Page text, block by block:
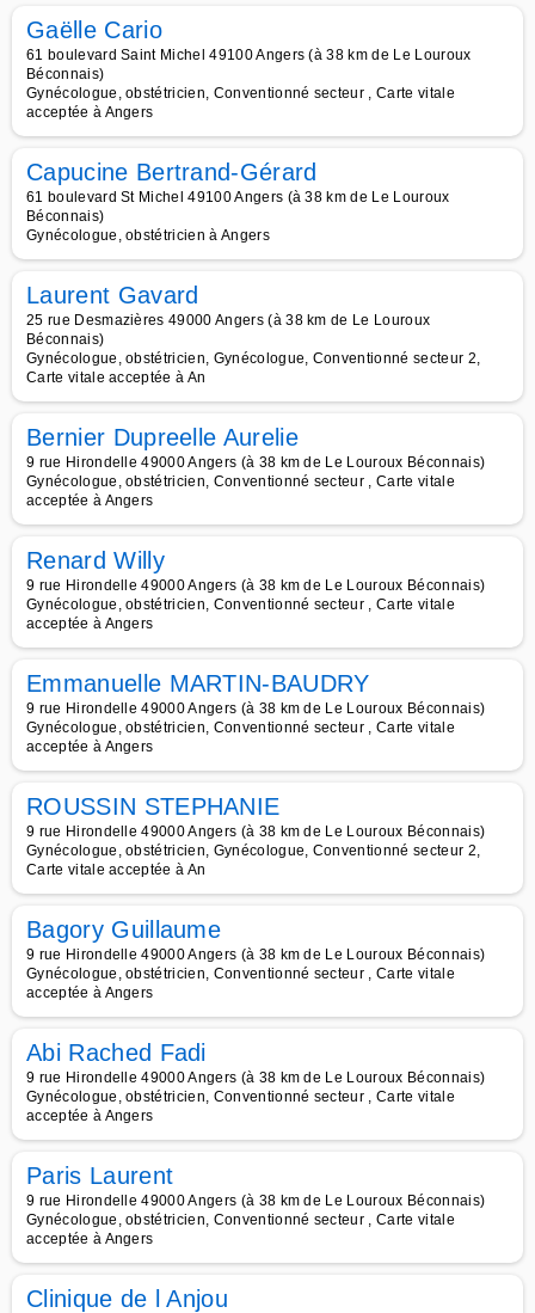
Gaëlle Cario
61 boulevard Saint Michel 49100 Angers (à 38 km de Le Louroux
Béconnais)
Gynécologue, obstétricien, Conventionné secteur , Carte vitale
acceptée à Angers
Capucine Bertrand-Gérard
61 boulevard St Michel 49100 Angers (à 38 km de Le Louroux
Béconnais)
Gynécologue, obstétricien à Angers
Laurent Gavard
25 rue Desmazières 49000 Angers (à 38 km de Le Louroux
Béconnais)
Gynécologue, obstétricien, Gynécologue, Conventionné secteur 2,
Carte vitale acceptée à An
Bernier Dupreelle Aurelie
9 rue Hirondelle 49000 Angers (à 38 km de Le Louroux Béconnais)
Gynécologue, obstétricien, Conventionné secteur , Carte vitale
acceptée à Angers
Renard Willy
9 rue Hirondelle 49000 Angers (à 38 km de Le Louroux Béconnais)
Gynécologue, obstétricien, Conventionné secteur , Carte vitale
acceptée à Angers
Emmanuelle MARTIN-BAUDRY
9 rue Hirondelle 49000 Angers (à 38 km de Le Louroux Béconnais)
Gynécologue, obstétricien, Conventionné secteur , Carte vitale
acceptée à Angers
ROUSSIN STEPHANIE
9 rue Hirondelle 49000 Angers (à 38 km de Le Louroux Béconnais)
Gynécologue, obstétricien, Gynécologue, Conventionné secteur 2,
Carte vitale acceptée à An
Bagory Guillaume
9 rue Hirondelle 49000 Angers (à 38 km de Le Louroux Béconnais)
Gynécologue, obstétricien, Conventionné secteur , Carte vitale
acceptée à Angers
Abi Rached Fadi
9 rue Hirondelle 49000 Angers (à 38 km de Le Louroux Béconnais)
Gynécologue, obstétricien, Conventionné secteur , Carte vitale
acceptée à Angers
Paris Laurent
9 rue Hirondelle 49000 Angers (à 38 km de Le Louroux Béconnais)
Gynécologue, obstétricien, Conventionné secteur , Carte vitale
acceptée à Angers
Clinique de l Anjou